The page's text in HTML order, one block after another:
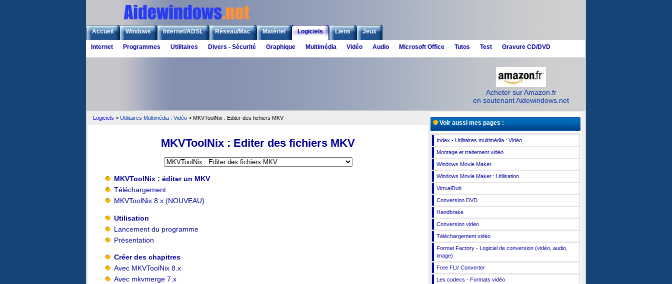
Accueil Windows Internet/ADSL Réseau/Mac Matériel Logiciels Liens Jeux
Internet Programmes Utilitaires Divers - Sécurité Graphique Multimédia Vidéo Audio Microsoft Office Tutos Test Gravure CD/DVD
Acheter sur Amazon.fr
en soutenant Aidewindows.net
Logiciels > Utilitaires Multimédia : Vidéo > MKVToolNix : Editer des fichiers MKV
MKVToolNix : Editer des fichiers MKV
MKVToolNix : éditer un MKV
Téléchargement
MKVToolNix 8.x (NOUVEAU)
Utilisation
Lancement du programme
Présentation
Créer des chapitres
Avec MKVToolNix 8.x
Avec mkvmerge 7.x
Voir aussi mes pages :
Index - Utilitaires multimédia : Vidéo
Montage et traitement vidéo
Windows Movie Maker
Windows Movie Maker : Utilisation
VirtualDub
Conversion DVD
Handbrake
Conversion vidéo
Téléchargement vidéo
Format Factory - Logiciel de conversion (vidéo, audio,
image)
Free FLV Converter
Les codecs - Formats vidéo